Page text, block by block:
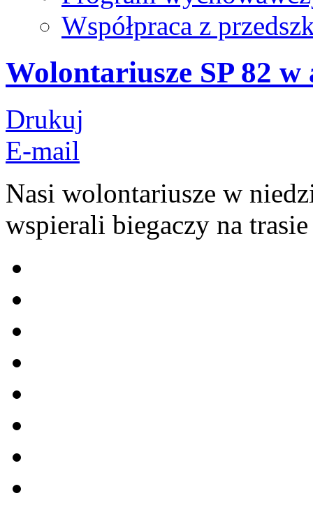
Współpraca z
Wolontariusze SP 82
Drukuj
E-mail
Nasi wolontariusze w
wspierali biegaczy na